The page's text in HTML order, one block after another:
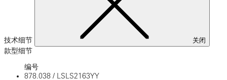
技术细节 关闭
款型细节
编号
878.038 /
LSLS2163YY